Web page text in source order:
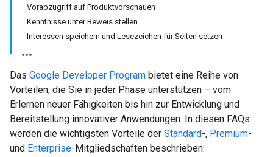
Vorabzugriff auf Produktvorschauen
Kenntnisse unter Beweis stellen
Interessen speichern und Lesezeichen für Seiten setzen
Das Google Developer Program bietet eine Reihe von
Vorteilen, die Sie in jeder Phase unterstützen – vom
Erlernen neuer Fähigkeiten bis hin zur Entwicklung und
Bereitstellung innovativer Anwendungen. In diesen FAQs
werden die wichtigsten Vorteile der Standard-, Premium-
und Enterprise-Mitgliedschaften beschrieben: